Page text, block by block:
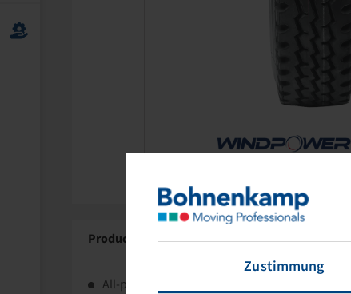
Zustimmung
Product Details About Windpower
All-position tyre for mixed use.